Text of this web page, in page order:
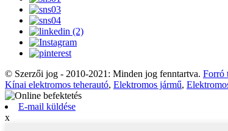
© Szerzői jog - 2010-2021: Minden jog fenntartva. Forró
Kínai elektromos teherautó, Elektromos jármű,
E-mail küldése
x